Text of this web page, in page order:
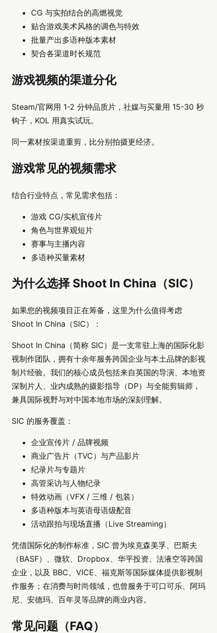
CG 与实拍结合的高燃视觉
贴合游戏美术风格的调色与特效
批量产出多语种版本素材
契合各渠道时长规范
游戏视频的渠道分化
Steam/官网用 1-2 分钟品质片，社媒与买量用 15-30 秒
钩子，KOL 用真实试玩。
同一素材按渠道重剪，比分别拍摄更经济。
游戏常见的视频需求
结合行业特点，常见需求包括：
游戏 CG/实机宣传片
角色与世界观短片
赛事与主播内容
多语种买量素材
为什么选择 Shoot In China（SIC）
如果您的视频项目正在筹备，这里为什么值得考虑
Shoot In China（SIC）：
Shoot In China（简称 SIC）是一支常驻上海的国际化影
视制作团队，拥有十余年服务跨国企业与本土品牌的影视
制片经验。我们的核心成员包括来自英国的导演、本地资
深制片人、业内成熟的摄影指导（DP）与全能剪辑师，
兼具国际视野与对中国本地市场的深刻理解。
SIC 的服务覆盖：
企业宣传片 / 品牌视频
商业广告片（TVC）与产品影片
纪录片与专题片
高管采访与人物纪录
特效动画（VFX / 三维 / 包装）
多语种版本与英语母语级配音
活动跟拍与现场直播（Live Streaming）
凭借国际化的制作标准，SIC 曾为埃克森美孚、巴斯夫
（BASF）、微软、Dropbox、华平投资、法液空等跨国
企业，以及 BBC、VICE、福克斯等国际媒体提供影视制
作服务；在消费与时尚领域，也曾服务于可口可乐、阿玛
尼、安德玛、百年灵等品牌的商业内容。
常见问题（FAQ）